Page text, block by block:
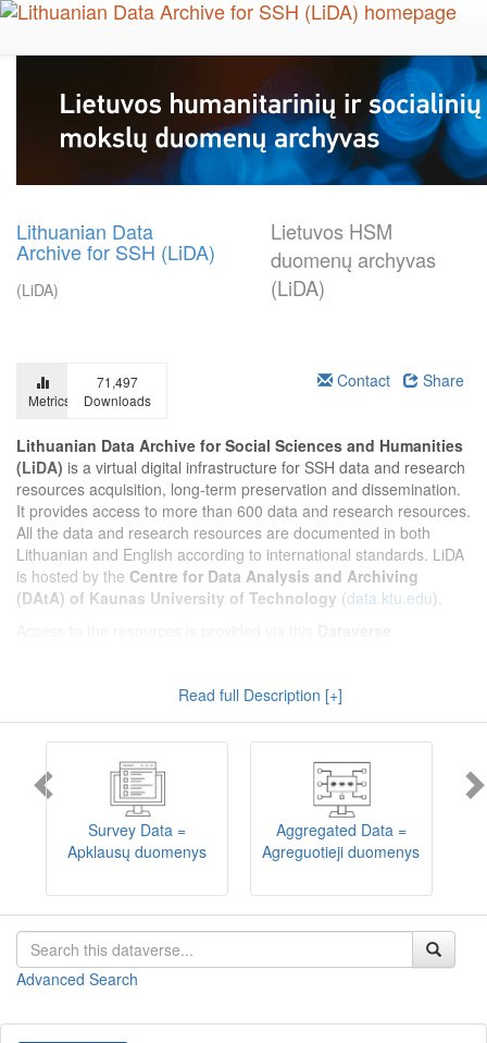
Skip
main
Lithuanian Data
Archive for SSH (LiDA)
(LiDA)
Lietuvos HSM
duomenų archyvas
(LiDA)
Metrics
71,497
Downloads
Contact Share
Lithuanian Data Archive for Social Sciences and Humanities
(LiDA) is a virtual digital infrastructure for SSH data and research
resources acquisition, long-term preservation and dissemination.
It provides access to more than 600 data and research resources.
All the data and research resources are documented in both
Lithuanian and English according to international standards. LiDA
is hosted by the Centre for Data Analysis and Archiving
(DAtA) of Kaunas University of Technology (data.ktu.edu).
implemented). LiDA curates different types of resources and they
are published into catalogues according to the type:Survey Data,
Interview Data,Aggregated Data
(including Historical Statistics),
, andEncoded Data
(including News Media Studies).
Also, LiDA holds collections of data produced in large national
projets (
Large Project Data
) as well as social sciences and
humanities data deposited by Lithuanian science and higher
education institutions and Lithuanian governmental institutions
Depositors interested in deposit of their data into the LiDA
Lietuvos humanitarinių ir socialinių mokslų duomenų
Read full Description [+]
Survey Data =
Apklausų duomenys
Aggregated Data =
Agreguotieji duomenys
Advanced Search